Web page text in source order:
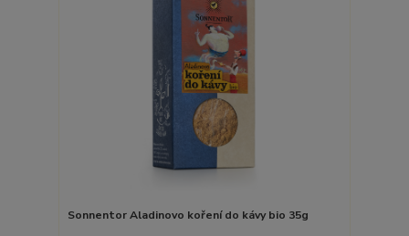
Sonnentor Aladinovo koření do kávy bio 35g